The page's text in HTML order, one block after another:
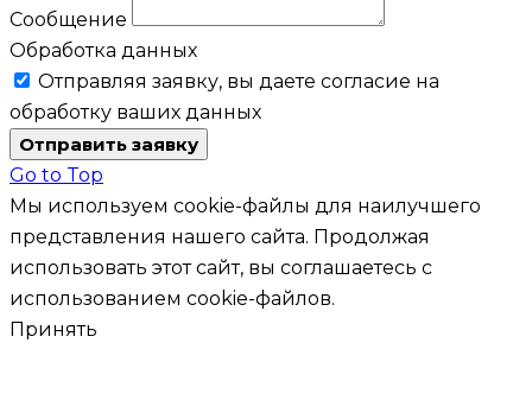
Сообщение
Обработка данных
Отправляя заявку, вы даете согласие на
обработку ваших данных
Отправить заявку
Go to Top
Мы используем cookie-файлы для наилучшего
представления нашего сайта. Продолжая
использовать этот сайт, вы соглашаетесь с
использованием cookie-файлов.
Принять